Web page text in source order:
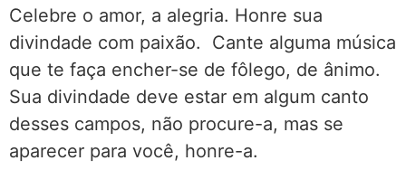
Celebre o amor, a alegria. Honre sua
divindade com paixão. Cante alguma música
que te faça encher-se de fôlego, de ânimo.
Sua divindade deve estar em algum canto
desses campos, não procure-a, mas se
aparecer para você, honre-a.